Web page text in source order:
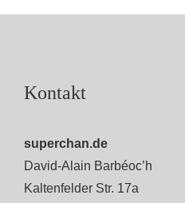
Kontakt
superchan.de
David-Alain Barbéoc’h
Kaltenfelder Str. 17a